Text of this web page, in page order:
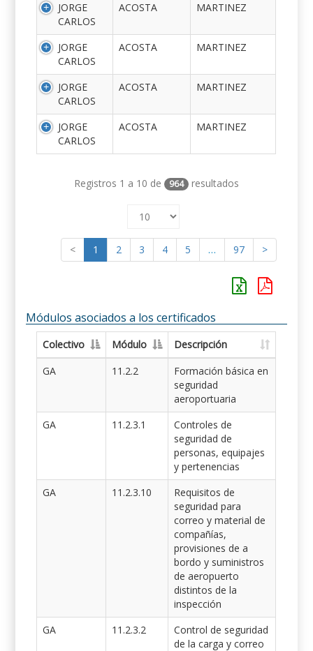
JORGE
CARLOS
ACOSTA MARTINEZ
JORGE
CARLOS
ACOSTA MARTINEZ
JORGE
CARLOS
ACOSTA MARTINEZ
JORGE
CARLOS
ACOSTA MARTINEZ
Registros 1 a 10 de 964 resultados
< 1 2 3 4 5 … 97 >
Módulos asociados a los certificados
Colectivo Módulo
Descripción
GA
11.2.2
Formación básica en
seguridad
aeroportuaria
GA
11.2.3.1
Controles de
seguridad de
personas, equipajes
y pertenencias
GA
11.2.3.10
Requisitos de
seguridad para
correo y material de
compañías,
provisiones de a
bordo y suministros
de aeropuerto
distintos de la
inspección
GA
11.2.3.2
Control de seguridad
de la carga y correo